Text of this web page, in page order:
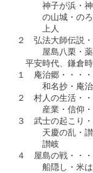
神子が浜・神〔
の山城・のろし
上人
２　弘法大師伝説
屋島八栗・薬
平安時代、鎌倉
１　庵治郷・・・
和名抄・庵治
２　村人の生活・
産業・信仰・
３　武士の起こり
天慶の乱・讃岐
讃岐
４　屋島の戦・・
船隠し・米はか